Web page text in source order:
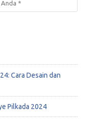
Cara Desain dan
Pilkada 2024